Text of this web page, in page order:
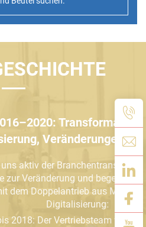
und
aktiv angehen
ergreifen
und begeben uns in eine neue
aus Markenaufbau und
wurde vergrößert, die